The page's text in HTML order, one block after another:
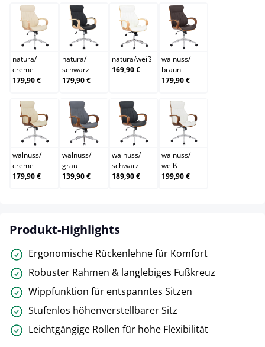
natura/creme
natura/
creme
179,90 €
natura/schwarz
natura/
schwarz
179,90 €
natura/weiß
natura/weiß
169,90 €
walnuss/braun
walnuss/
braun
179,90 €
walnuss/creme
walnuss/
creme
179,90 €
walnuss/grau
walnuss/
grau
139,90 €
walnuss/schwarz
walnuss/
schwarz
189,90 €
walnuss/weiß
walnuss/
weiß
199,90 €
Produkt-Highlights
Ergonomische Rückenlehne für Komfort
Robuster Rahmen & langlebiges Fußkreuz
Wippfunktion für entspanntes Sitzen
Stufenlos höhenverstellbarer Sitz
Leichtgängige Rollen für hohe Flexibilität